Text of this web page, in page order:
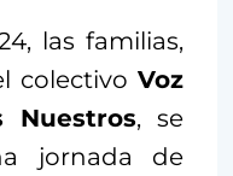
las familias,
colectivo Voz
, se
jornada de